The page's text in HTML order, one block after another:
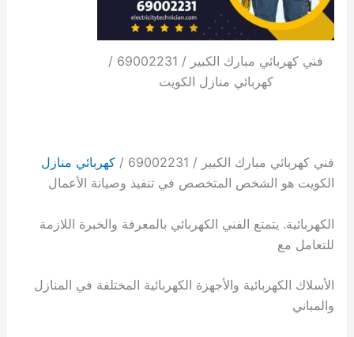
فني كهربائي مبارك الكبير / 69002231 /
كهربائي منازل الكويت
فني كهربائي مبارك الكبير / 69002231 /
كهربائي منازل
الكويت هو الشخص المتخصص في تنفيذ وصيانة الأعمال
الكهربائية. يتمتع الفني الكهربائي بالمعرفة والخبرة اللازمة
للتعامل مع
الأسلاك الكهربائية والأجهزة الكهربائية المختلفة في المنازل
والمباني